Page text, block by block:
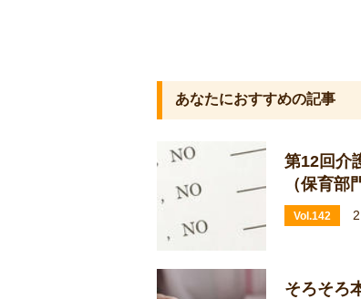
あなたにおすすめの記事
第12回介
（保育部
Vol.142
そろそろ